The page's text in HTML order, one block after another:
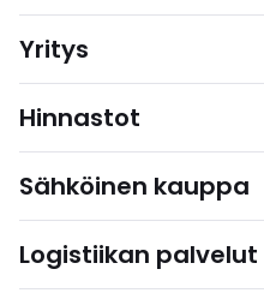
Yritys
Hinnastot
Sähköinen kauppa
Logistiikan palvelut